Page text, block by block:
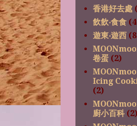
香港好去處
飲飲‧食食
遊東‧遊西
卷蛋 (2)
Icing
(2)
廚小百科 (2)